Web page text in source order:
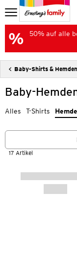
50% auf alle
Baby-Shirts &
Baby-
Alles T-Shirts
17 Artikel